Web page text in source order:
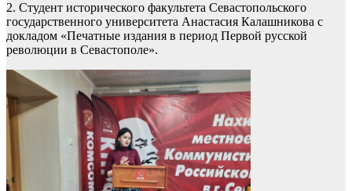
2. Студент исторического факультета Севастопольского
государственного университета Анастасия Калашникова с
докладом «Печатные издания в период Первой русской
революции в Севастополе».